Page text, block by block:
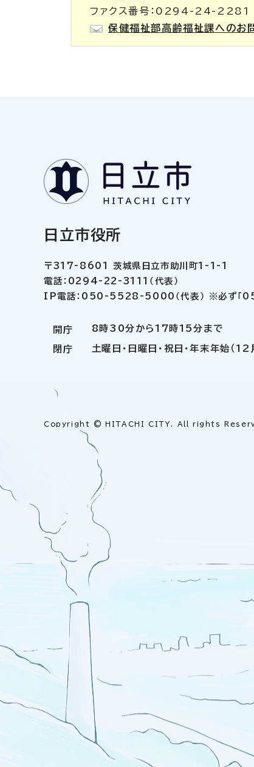
ファクス番号：0294-24-2281
保健福祉部高齢福祉課へのお
日立市役所
〒317-8601 茨城県日立市助川町1-1-1
電話：0294-22-3111（代表）
IP電話：050-5528-5000（代表） ※必ず「050
開庁 8時30分から17時15分まで
閉庁 土曜日・日曜日・祝日・年末年始（
Copyright © HITACHI CITY. All rights